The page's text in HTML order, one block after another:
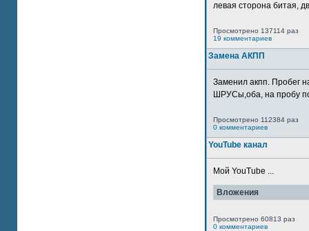
левая сторона битая,
Просмотрено 137114 раз
19 комментариев
Замена АКПП
Заменил акпп. Пробег
ШРУСы,оба, на пробу
Просмотрено 112384 раз
0 комментариев
YouTube канал
Мой YouTube ...
Вложения
Просмотрено 60813 раз
0 комментариев